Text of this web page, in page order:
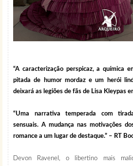
“A caracterização perspicaz, a química
pitada de humor mordaz e um herói
deixará as legiões de fãs de Lisa Kleypas
“Uma narrativa temperada com
sensuais. A mudança nas motivações
romance a um lugar de destaque.” – RT
Devon Ravenel, o libertino mais